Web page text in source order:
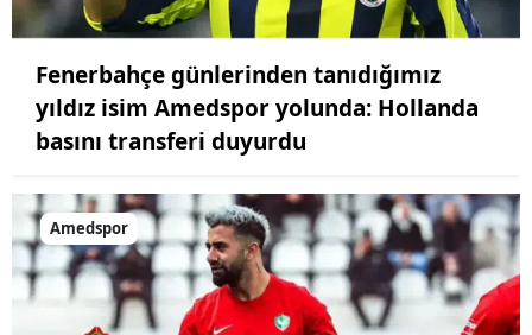
Fenerbahçe günlerinden tanıdığımız
yıldız isim Amedspor yolunda: Hollanda
basını transferi duyurdu
Amedspor